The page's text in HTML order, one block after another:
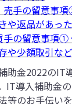
手の留意事項
や返品があっ
の留意事項①
や少額取引など
助金2022のIT
IT導入補助金
等のお手伝い